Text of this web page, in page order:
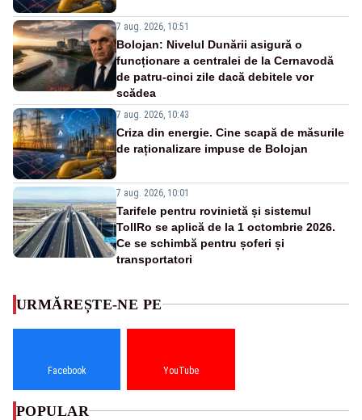
7 aug. 2026, 10:51
Bolojan: Nivelul Dunării asigură o
funcționare a centralei de la Cernavodă
de patru-cinci zile dacă debitele vor
scădea
7 aug. 2026, 10:43
Criza din energie. Cine scapă de măsurile
de raționalizare impuse de Bolojan
7 aug. 2026, 10:01
Tarifele pentru rovinietă și sistemul
TollRo se aplică de la 1 octombrie 2026.
Ce se schimbă pentru șoferi și
transportatori
URMĂREȘTE-NE PE
Facebook YouTube
POPULAR